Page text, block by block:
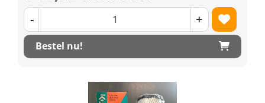
- +
Bestel nu!